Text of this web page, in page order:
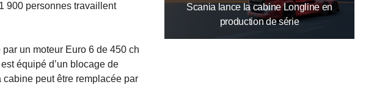
900 personnes travaillent
un moteur Euro 6 de 450 ch
équipé d’un blocage de
peut être remplacée par
Scania lance la cabine Longline en
production de série